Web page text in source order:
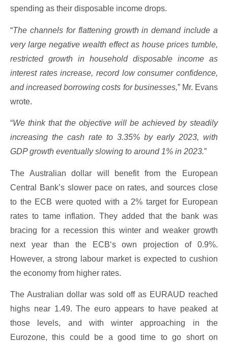
spending as their disposable income drops.
“The channels for flattening growth in demand include a
very large negative wealth effect as house prices tumble,
restricted growth in household disposable income as
interest rates increase, record low consumer confidence,
and increased borrowing costs for businesses,” Mr. Evans
wrote.
“We think that the objective will be achieved by steadily
increasing the cash rate to 3.35% by early 2023, with
GDP growth eventually slowing to around 1% in 2023.”
The Australian dollar will benefit from the European
Central Bank’s slower pace on rates, and sources close
to the ECB were quoted with a 2% target for European
rates to tame inflation. They added that the bank was
bracing for a recession this winter and weaker growth
next year than the ECB‘s own projection of 0.9%.
However, a strong labour market is expected to cushion
the economy from higher rates.
The Australian dollar was sold off as EURAUD reached
highs near 1.49. The euro appears to have peaked at
those levels, and with winter approaching in the
Eurozone, this could be a good time to go short on